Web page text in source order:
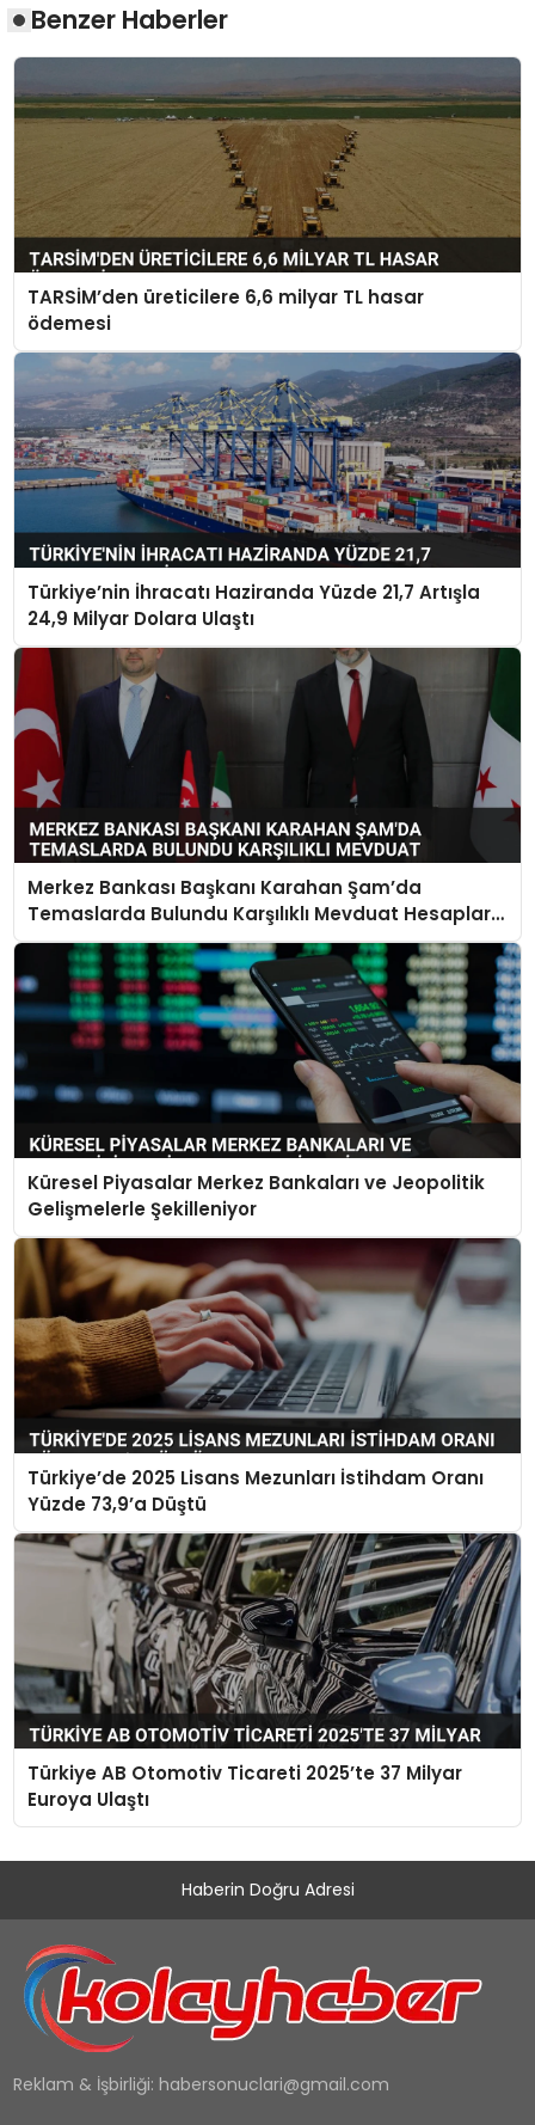
Benzer Haberler
TARSİM’den üreticilere 6,6 milyar TL hasar
ödemesi
Türkiye’nin İhracatı Haziranda Yüzde 21,7 Artışla
24,9 Milyar Dolara Ulaştı
Merkez Bankası Başkanı Karahan Şam’da
Temaslarda Bulundu Karşılıklı Mevduat Hesapları
Açılacak
Küresel Piyasalar Merkez Bankaları ve Jeopolitik
Gelişmelerle Şekilleniyor
Türkiye’de 2025 Lisans Mezunları İstihdam Oranı
Yüzde 73,9’a Düştü
Türkiye AB Otomotiv Ticareti 2025’te 37 Milyar
Euroya Ulaştı
Haberin Doğru Adresi
Reklam & İşbirliği: habersonuclari@gmail.com